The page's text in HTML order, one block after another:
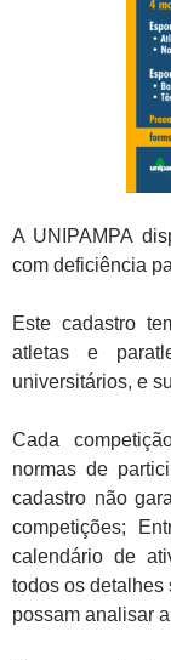
A UNIPAMPA
com deficiência
Este cadastro
atletas e
universitários, e
Cada
normas de
cadastro não
competições;
calendário de
todos os detalhes
possam analisar